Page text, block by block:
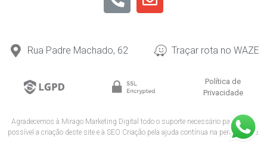
Rua Padre Machado, 62 Traçar rota no WAZE
Política de
Privacidade
Agradecemos à Mirago Marketing Digital todo o suporte necessário para tornar
possível a criação deste site e à SEO Criaçãopela ajuda contínua na performance.